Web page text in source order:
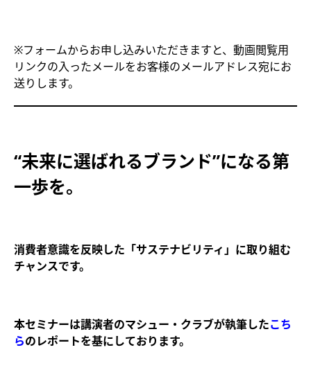
※フォームからお申し込みいただきますと、動画閲覧用
リンクの入ったメールをお客様のメールアドレス宛にお
送りします。
“未来に選ばれるブランド”になる第
一歩を。
消費者意識を反映した「サステナビリティ」に取り組む
チャンスです。
本セミナーは講演者のマシュー・クラブが執筆したこち
らのレポートを基にしております。